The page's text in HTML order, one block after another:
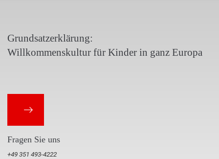
Grundsatzerklärung:
Willkommenskultur für Kinder in ganz Europa
Fragen Sie uns
+49 351 493-4222